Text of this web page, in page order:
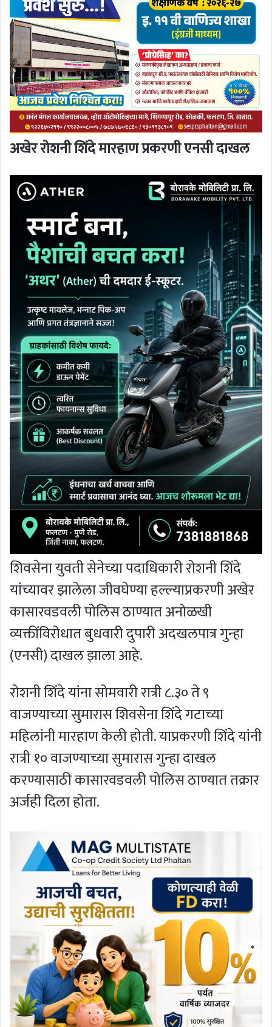
अखेर रोशनी शिंदे मारहाण प्रकरणी एनसी दाखल
शिवसेना युवती सेनेच्या पदाधिकारी रोशनी शिंदे
यांच्यावर झालेला जीवघेण्या हल्ल्याप्रकरणी अखेर
कासारवडवली पोलिस ठाण्यात अनोळखी
व्यक्तींविरोधात बुधवारी दुपारी अदखलपात्र गुन्हा
(एनसी) दाखल झाला आहे.
रोशनी शिंदे यांना सोमवारी रात्री ८.३० ते ९
वाजण्याच्या सुमारास शिवसेना शिंदे गटाच्या
महिलांनी मारहाण केली होती. याप्रकरणी शिंदे यांनी
रात्री १० वाजण्याच्या सुमारास गुन्हा दाखल
करण्यासाठी कासारवडवली पोलिस ठाण्यात तक्रार
अर्जही दिला होता.